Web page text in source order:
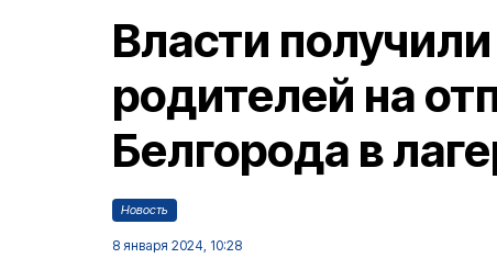
Власти
родителей на
Белгорода в
Новость
8 января 2024, 10:28